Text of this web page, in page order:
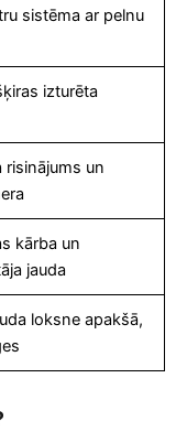
sistēma ar pelnu
izturēta
risinājums un
kārba un
jauda
loksne apakšā,